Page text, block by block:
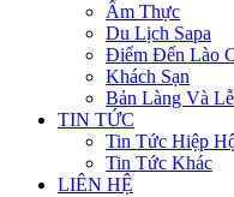
Ẩm Thực
Du Lịch Sapa
Điểm Đến Lào
Khách Sạn
Bản Làng Và
TIN TỨC
Tin Tức Hiệp
Tin Tức Khác
LIÊN HỆ